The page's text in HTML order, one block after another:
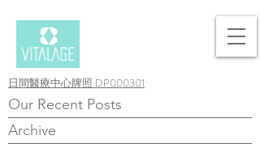
日間醫療中心牌照 DP000301
Our Recent Posts
Archive